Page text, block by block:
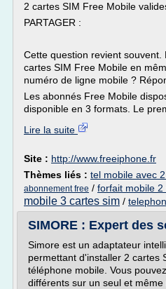
2 cartes SIM Free Mobile
PARTAGER :
Cette question revient
cartes SIM Free Mobile en
numéro de ligne mobile ?
Les abonnés Free Mobile
disponible en 3 formats. Le
Lire la suite
Site : http://www.freeiphone.fr
Thèmes liés : tel mobile avec
abonnement free / forfait mobile 2
mobile 3 cartes sim /
SIMORE : Expert des
Simore est un adaptateur
permettant d'installer 2 cartes
téléphone mobile. Vous
différents sur un seul et